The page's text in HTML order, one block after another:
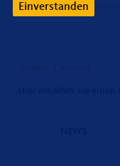
Einverstanden